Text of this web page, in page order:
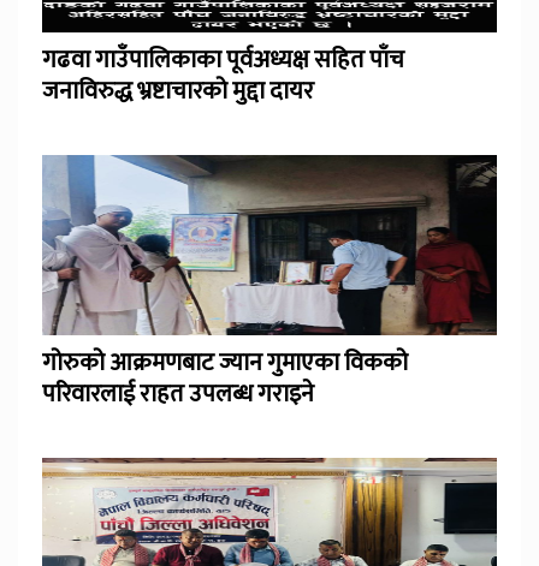
गढवा गाउँपालिकाका पूर्वअध्यक्ष सहित पाँच
जनाविरुद्ध भ्रष्टाचारको मुद्दा दायर
गोरुको आक्रमणबाट ज्यान गुमाएका विकको
परिवारलाई राहत उपलब्ध गराइने